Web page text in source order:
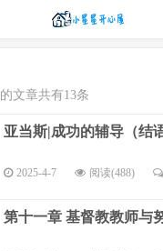
的文章共有13条
亚当斯|成功的辅导（结
2025-4-7 阅读(488)
第十一章 基督教教师与